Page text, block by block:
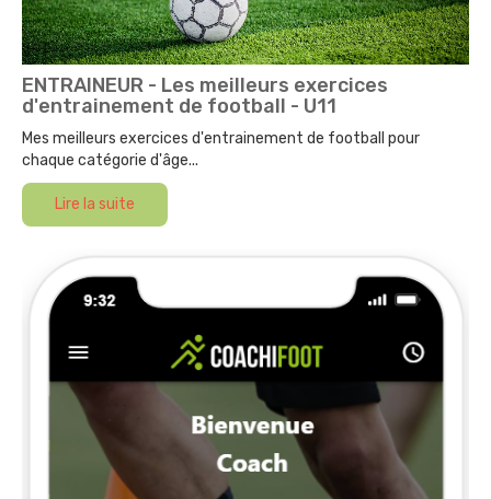
ENTRAINEUR - Les meilleurs exercices
d'entrainement de football - U11
Mes meilleurs exercices d'entrainement de football pour
chaque catégorie d'âge...
Lire la suite